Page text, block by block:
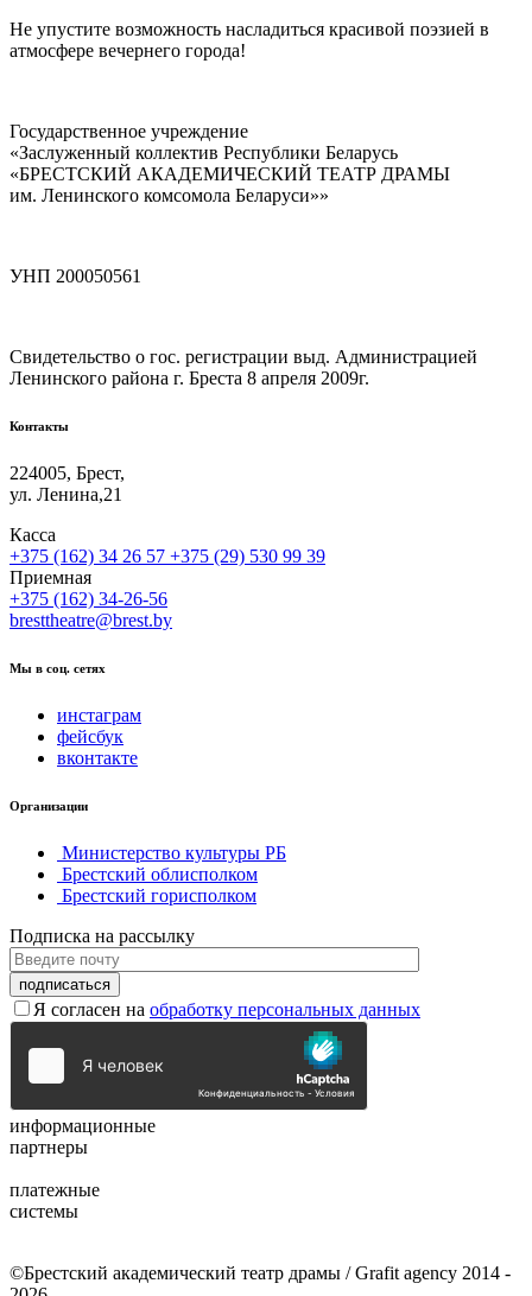
Не упустите возможность насладиться красивой поэзией в
атмосфере вечернего города!
Государственное учреждение
«Заслуженный коллектив Республики Беларусь
«БРЕСТСКИЙ АКАДЕМИЧЕСКИЙ ТЕАТР ДРАМЫ
им. Ленинского комсомола Беларуси»»
УНП 200050561
Свидетельство о гос. регистрации выд. Администрацией
Ленинского района г. Бреста 8 апреля 2009г.
Контакты
224005, Брест,
ул. Ленина,21
Касса
+375 (162) 34 26 57 +375 (29) 530 99 39
Приемная
+375 (162) 34-26-56
bresttheatre@brest.by
Мы в соц. сетях
инстаграм
фейсбук
вконтакте
Организации
Министерство культуры РБ
Брестский облисполком
Брестский горисполком
Подписка на рассылку
Я согласен на обработку персональных данных
информационные
партнеры
платежные
системы
©Брестский академический театр драмы / Grafit agency 2014 -